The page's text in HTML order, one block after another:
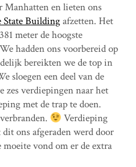
Manhatten en lieten ons
State Buildingafzetten. Het
meter de hoogste
hadden ons voorbereid op
bereikten we de top in
sloegen een deel van de
zes verdiepingen naar het
met de trap te doen.
Verdieping
ons afgeraden werd door
vond om er de extra